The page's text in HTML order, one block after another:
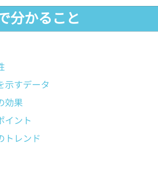
分かること
すデータ
効果
イント
トレンド